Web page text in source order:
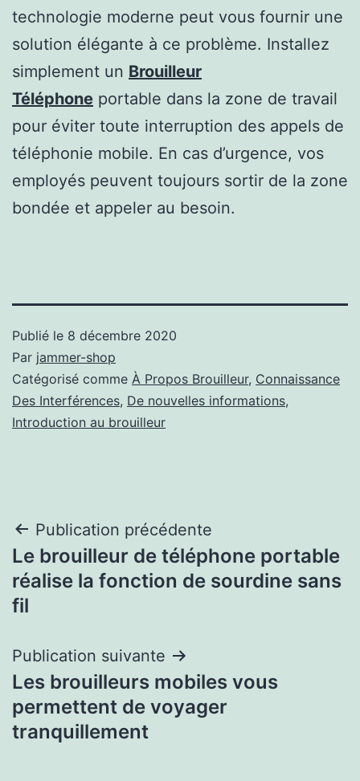
technologie moderne peut vous fournir une
solution élégante à ce problème. Installez
simplement un Brouilleur
Téléphone portable dans la zone de travail
pour éviter toute interruption des appels de
téléphonie mobile. En cas d’urgence, vos
employés peuvent toujours sortir de la zone
bondée et appeler au besoin.
Publié le 8 décembre 2020
Par jammer-shop
Catégorisé comme À Propos Brouilleur, Connaissance
Des Interférences, De nouvelles informations,
Introduction au brouilleur
Navigation
de
l’article
Publication précédente
Le brouilleur de téléphone portable
réalise la fonction de sourdine sans
fil
Publication suivante
Les brouilleurs mobiles vous
permettent de voyager
tranquillement